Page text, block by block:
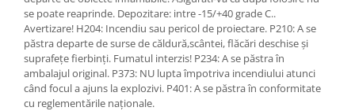
se poate reaprinde. Depozitare: intre -15/+40 grade C..
Avertizare! H204: Incendiu sau pericol de proiectare. P210: A se
păstra departe de surse de căldură,scântei, flăcări deschise și
suprafețe fierbinți. Fumatul interzis! P234: A se păstra în
ambalajul original. P373: NU lupta împotriva incendiului atunci
când focul a ajuns la explozivi. P401: A se păstra în conformitate
cu reglementările naționale.